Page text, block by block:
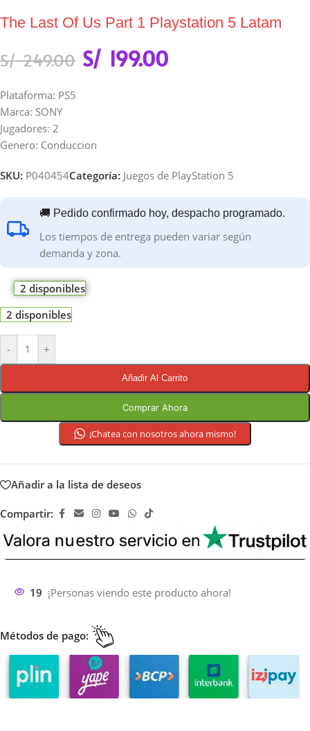
The Last Of Us Part 1 Playstation 5 Latam
S/249.00 S/ 199.00
Plataforma: PS5
Marca: SONY
Jugadores: 2
Genero: Conduccion
SKU: P040454Categoría: Juegos de PlayStation 5
🚚 Pedido confirmado hoy, despacho programado.
Los tiempos de entrega pueden variar según
demanda y zona.
2 disponibles
2 disponibles
- +
Añadir Al Carrito
Comprar Ahora
¡Chatea con nosotros ahora mismo!
Añadir a la lista de deseos
Compartir:
19 ¡Personas viendo este producto ahora!
Métodos de pago: